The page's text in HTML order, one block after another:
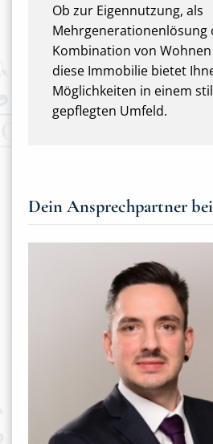
Ob zur Eigennutzung, als
Mehrgenerationenlösung
Kombination von
diese Immobilie bietet
Möglichkeiten in einem
gepflegten Umfeld.
Dein Ansprechpartner